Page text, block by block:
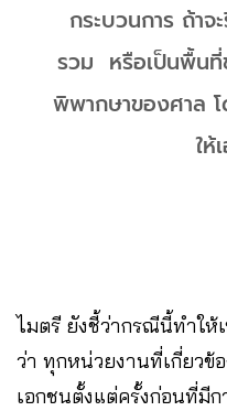
กระบวนการ ถ้าจ
รวม หรือเป็นพื้นที่
พิพากษาของศาล โ
ให้
ไมตรี ยังชี้ว่ากรณีนี้ทำให้
ว่า ทุกหน่วยงานที่เกี่ยวข้
เอกชนตั้งแต่ครั้งก่อนที่มี